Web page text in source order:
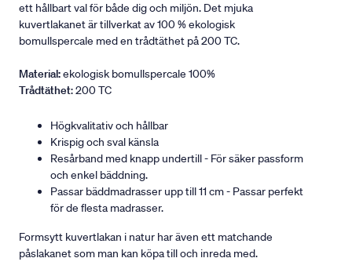
ett hållbart val för både dig och miljön. Det mjuka
kuvertlakanet är tillverkat av 100 % ekologisk
bomullspercale med en trådtäthet på 200 TC.
Material:ekologisk bomullspercale 100%
Trådtäthet: 200 TC
Högkvalitativ och hållbar
Krispig och sval känsla
Resårband med knapp undertill - För säker passform
och enkel bäddning.
Passar bäddmadrasser upp till 11 cm - Passar perfekt
för de flesta madrasser.
Formsytt kuvertlakan i natur har även ett matchande
påslakanet som man kan köpa till och inreda med.